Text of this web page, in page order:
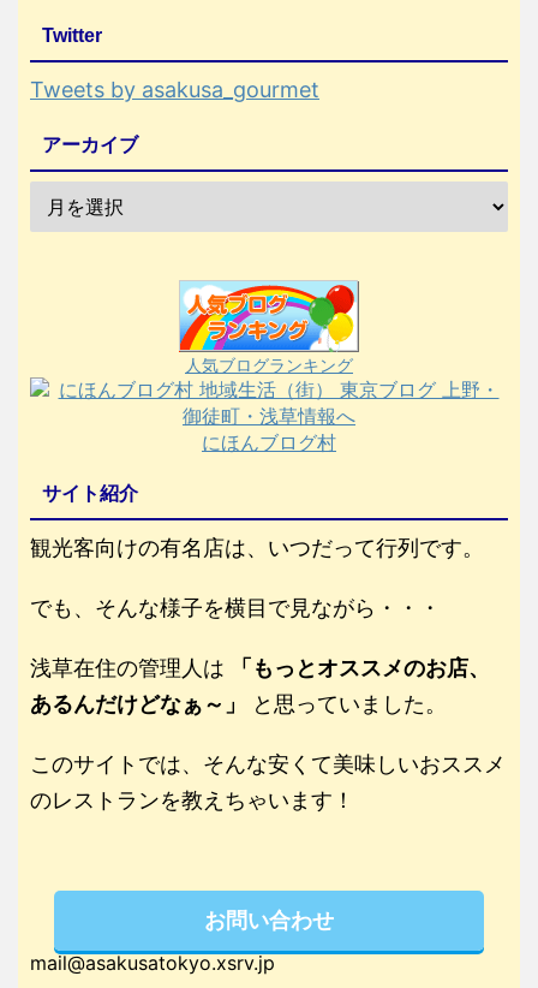
Twitter
Tweets by asakusa_gourmet
アーカイブ
人気ブログランキング
にほんブログ村
サイト紹介
観光客向けの有名店は、いつだって行列です。
でも、そんな様子を横目で見ながら・・・
浅草在住の管理人は
「もっとオススメのお店、
あるんだけどなぁ～」
と思っていました。
このサイトでは、そんな安くて美味しいおススメ
のレストランを教えちゃいます！
お問い合わせ
mail@asakusatokyo.xsrv.jp